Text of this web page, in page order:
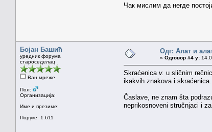
Чак мислим да негде
Бојан Башић
уредник форума
староседелац
Ван мреже
Пол:
Организација:
Име и презиме:
Поруке: 1.611
Одг: Алат и
« Одговор #4 у:
Skraćenica v. u sličnim
ikakvih znakova i
Časlave, ne znam šta
neprikosnoveni stručnjaci i